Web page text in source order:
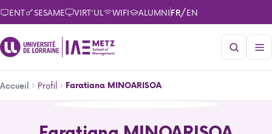
Aller
au
contenu
principal
ENT SESAME VIRT'UL WIFI ALUMNIFR/EN
d'Ariane
Accueil Profil Faratiana MINOARISOA